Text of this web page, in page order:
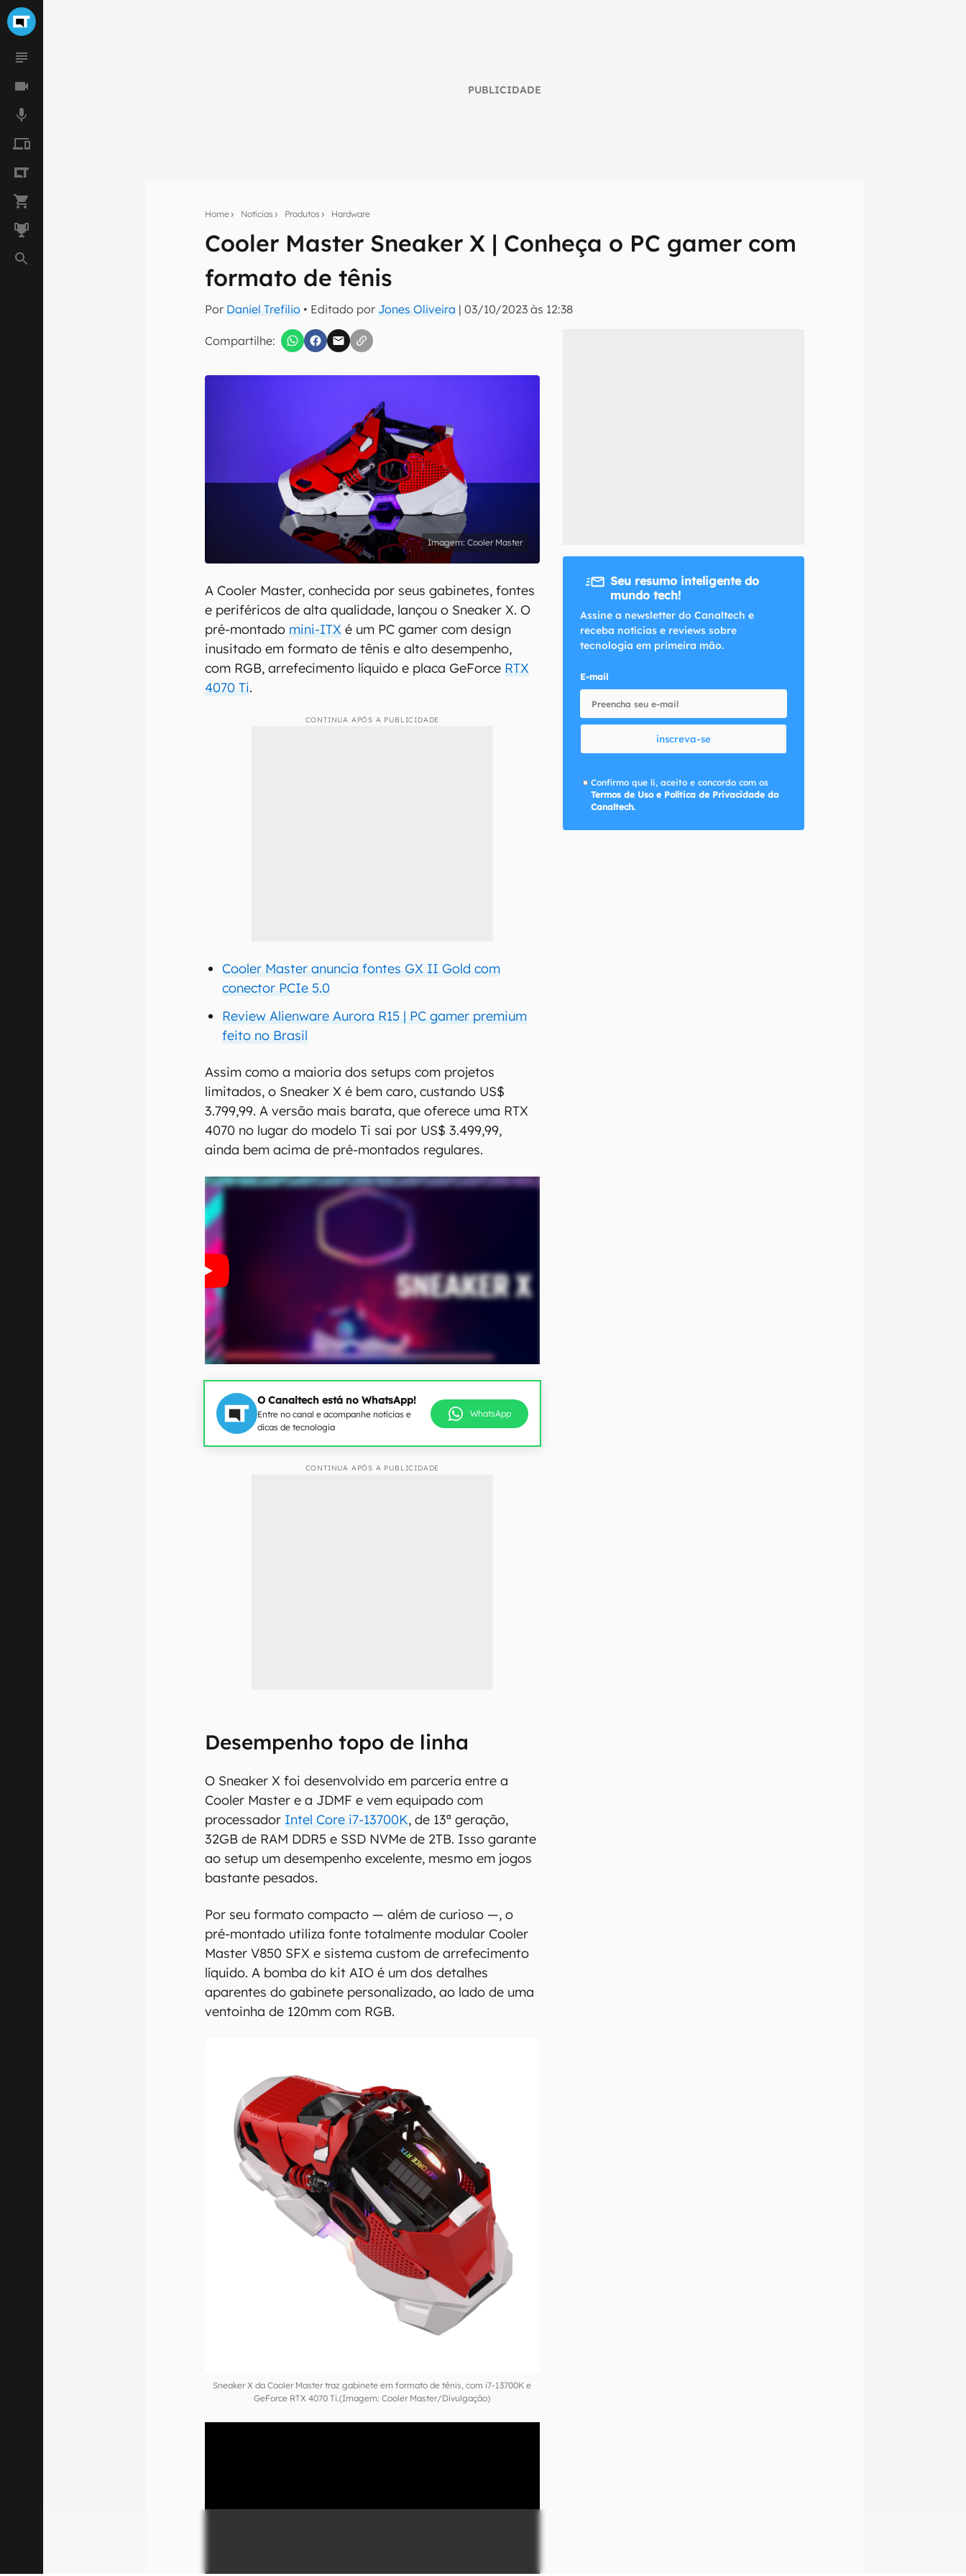
PUBLICIDADE
Home Notícias Produtos Hardware
Cooler Master Sneaker X | Conheça o PC gamer com
formato de tênis
Por Daniel Trefilio • Editado por Jones Oliveira |03/10/2023 às 12:38
Compartilhe:
Assine a newsletter do Canaltech e receba notícias e reviews sobre tecnologia em primeira
Confirmo que li, aceito e concordo com os
Cooler Master
A Cooler Master, conhecida por seus gabinetes, fontes
e periféricos de alta qualidade, lançou o Sneaker X. O
pré-montado mini-ITX é um PC gamer com design
inusitado em formato de tênis e alto desempenho,
com RGB, arrefecimento líquido e placa GeForce RTX
4070 Ti.
CONTINUA APÓS A PUBLICIDADE
Cooler Master anuncia fontes GX II Gold com
conector PCIe 5.0
Review Alienware Aurora R15 | PC gamer premium
feito no Brasil
Assim como a maioria dos setups com projetos
limitados, o Sneaker X é bem caro, custando US$
3.799,99. A versão mais barata, que oferece uma RTX
4070 no lugar do modelo Ti sai por US$ 3.499,99,
ainda bem acima de pré-montados regulares.
O Canaltech está no WhatsApp!
Entre no canal e acompanhe notícias e
dicas de tecnologia
WhatsApp
CONTINUA APÓS A PUBLICIDADE
Desempenho topo de linha
O Sneaker X foi desenvolvido em parceria entre a
Cooler Master e a JDMF e vem equipado com
processador Intel Core i7-13700K, de 13ª geração,
32GB de RAM DDR5 e SSD NVMe de 2TB. Isso garante
ao setup um desempenho excelente, mesmo em jogos
bastante pesados.
Por seu formato compacto — além de curioso —, o
pré-montado utiliza fonte totalmente modular Cooler
Master V850 SFX e sistema custom de arrefecimento
líquido. A bomba do kit AIO é um dos detalhes
aparentes do gabinete personalizado, ao lado de uma
ventoinha de 120mm com RGB.
Sneaker X da Cooler Master traz gabinete em formato de tênis, com i7-13700K e
GeForce RTX 4070 Ti.(Imagem: Cooler Master/Divulgação)
Seu resumo inteligente do
mundo tech!
Assine a newsletter do Canaltech e
receba notícias e reviews sobre
tecnologia em primeira mão.
E-mail
inscreva-se
Confirmo que li, aceito e concordo com os
Termos de Uso e Política de Privacidade do
Canaltech.